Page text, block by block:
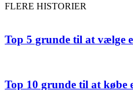
FLERE HISTORIER
Top 5 grunde til at vælge
Top 10 grunde til at købe